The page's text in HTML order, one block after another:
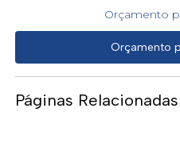
Orçamento
Orçamento
Páginas